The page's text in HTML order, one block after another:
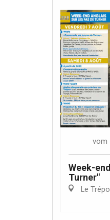
vom
Week-
Turner"
Le